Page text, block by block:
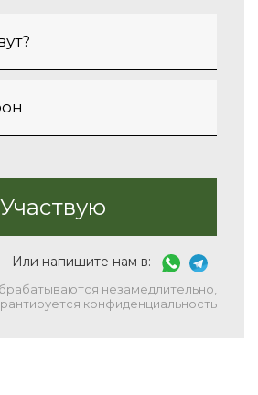
Или напишите нам в:
незамедлительно,
конфиденциальность